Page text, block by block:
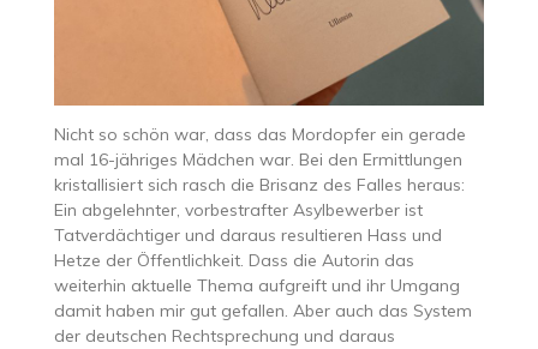
Nicht so schön war, dass das Mordopfer ein gerade
mal 16-jähriges Mädchen war. Bei den Ermittlungen
kristallisiert sich rasch die Brisanz des Falles heraus:
Ein abgelehnter, vorbestrafter Asylbewerber ist
Tatverdächtiger und daraus resultieren Hass und
Hetze der Öffentlichkeit. Dass die Autorin das
weiterhin aktuelle Thema aufgreift und ihr Umgang
damit haben mir gut gefallen. Aber auch das System
der deutschen Rechtsprechung und daraus